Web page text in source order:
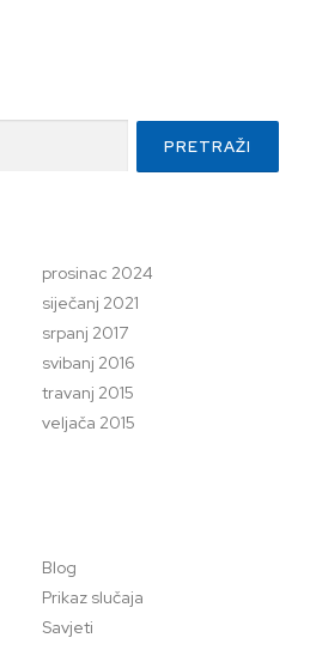
prosinac 2024
siječanj 2021
srpanj 2017
svibanj 2016
travanj 2015
veljača 2015
Blog
Prikaz slučaja
Savjeti